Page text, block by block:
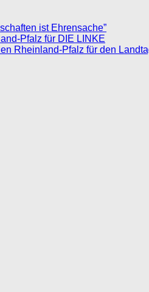
ist Ehrensache”
Pfalz für DIE LINKE
Rheinland-Pfalz für den